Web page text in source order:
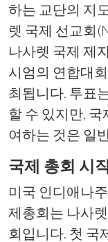
하는 교단의 지
렛 국제 선교회
나사렛 국제 제
시엄의 연합대
최됩니다. 투표
할 수 있지만,
여하는 것은 일
국제 총회 시
미국 인디애나
제총회는 나사
회입니다. 첫 국